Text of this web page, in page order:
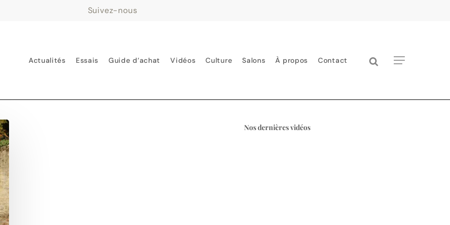
Suivez-nous
Actualités Essais Guide d’achat Vidéos Culture Salons À propos Contact search
Menu
Nos dernières vidéos